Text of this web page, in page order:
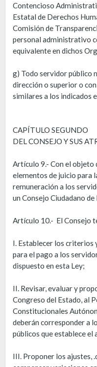
Contencioso
Estatal de Derechos
Comisión de
personal administrativo
equivalente en dichos
g) Todo servidor público
dirección o superior o
similares a los indicados
CAPÍTULO SEGUNDO
DEL CONSEJO Y SUS
Artículo 9.- Con el
elementos de juicio para
remuneración a los
un Consejo Ciudadano de
Artículo 10.- El Consejo
I. Establecer los criterios
para el pago a los
dispuesto en esta Ley;
II. Revisar, evaluar y
Congreso del Estado, al
Constitucionales
deberán corresponder a
públicos que establece el
III. Proponer los ajustes,